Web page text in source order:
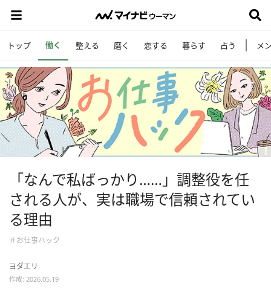
トップ 働く 整える 磨く 恋する 暮らす 占う メ
「なんで私ばっかり……」調整役を任
される人が、実は職場で信頼されてい
る理由
＃お仕事ハック
ヨダエリ
作成: 2026.05.19